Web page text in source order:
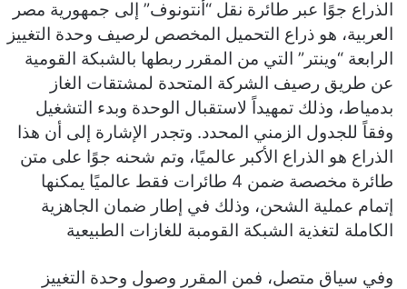
الذراع جوًا عبر طائرة نقل “أنتونوف” إلى جمهورية مصر
العربية، هو ذراع التحميل المخصص لرصيف وحدة التغييز
الرابعة “وينتر” التي من المقرر ربطها بالشبكة القومية
عن طريق رصيف الشركة المتحدة لمشتقات الغاز
بدمياط، وذلك تمهيداً لاستقبال الوحدة وبدء التشغيل
وفقاً للجدول الزمني المحدد. وتجدر الإشارة إلى أن هذا
الذراع هو الذراع الأكبر عالميًا، وتم شحنه جوًا على متن
طائرة مخصصة ضمن 4 طائرات فقط عالميًا يمكنها
إتمام عملية الشحن، وذلك في إطار ضمان الجاهزية
الكاملة لتغذية الشبكة القومبة للغازات الطبيعية
وفي سياق متصل، فمن المقرر وصول وحدة التغييز